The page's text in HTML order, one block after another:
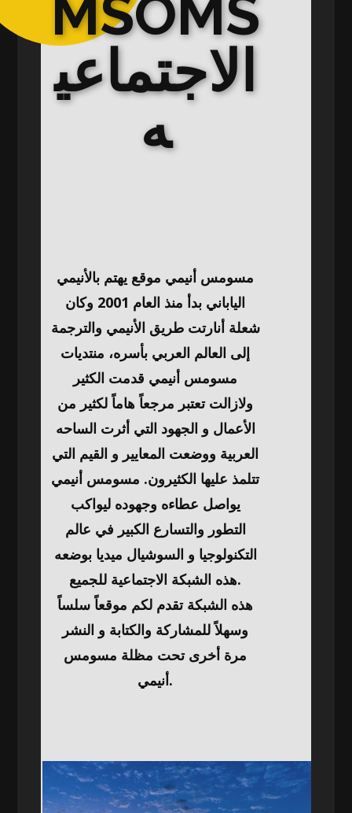
MSOMS
الاجتماعي
ه
مسومس أنيمي موقع يهتم بالأنيمي
الياباني بدأ منذ العام 2001 وكان
شعلة أنارتت طريق الأنيمي والترجمة
إلى العالم العربي بأسره، منتديات
مسومس أنيمي قدمت الكثير
ولازالت تعتبر مرجعاً هاماً لكثير من
الأعمال و الجهود التي أثرت الساحه
العربية ووضعت المعايير و القيم التي
تتلمذ عليها الكثيرون. مسومس أنيمي
يواصل عطاءه وجهوده ليواكب
التطور والتسارع الكبير في عالم
التكنولوجيا و السوشيال ميديا بوضعه
هذه الشبكة الاجتماعية للجميع.
هذه الشبكة تقدم لكم موقعاً سلساً
وسهلاً للمشاركة والكتابة و النشر
مرة أخرى تحت مظلة مسومس
أنيمي.